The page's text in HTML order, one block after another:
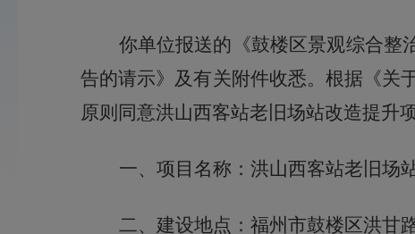
你单位报送的《鼓楼区景观综合整
告的请示》及有关附件收悉。根据《关
原则同意洪山西客站老旧场站改造提升
一、项目名称： 洪山西客站老旧场
二、建设地点： 福州市鼓楼区洪甘